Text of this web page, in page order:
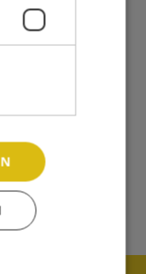
op
teams die
hebben
team